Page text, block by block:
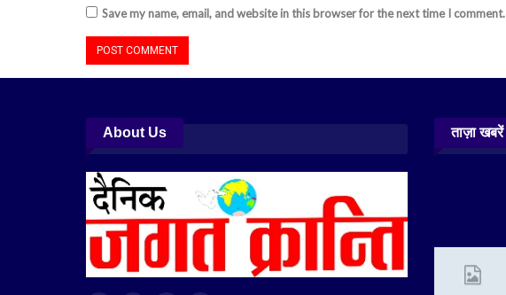
Save my name, email, and website in this browser for the next time I comment.
About Us ताज़ा खबरें